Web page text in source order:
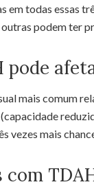
em todas essas
outras podem ter
pode
mais comum
vezes mais
com